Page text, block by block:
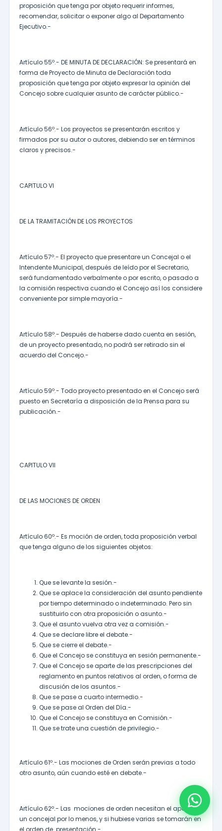
proposición que tenga por objeto requerir informes,
recomendar, solicitar o exponer algo al Departamento
Ejecutivo.-
Artículo 55º.- DE MINUTA DE DECLARACIÓN: Se presentará en
forma de Proyecto de Minuta de Declaración toda
proposición que tenga por objeto expresar la opinión del
Concejo sobre cualquier asunto de carácter público.-
Artículo 56º.- Los proyectos se presentarán escritos y
firmados por su autor o autores, debiendo ser en términos
claros y precisos.-
CAPITULO VI
DE LA TRAMITACIÓN DE LOS PROYECTOS
Artículo 57º.- El proyecto que presentare un Concejal o el
Intendente Municipal, después de leído por el Secretario,
será fundamentado verbalmente o por escrito, o pasado a
la comisión respectiva cuando el Concejo así los considere
conveniente por simple mayoría.-
Artículo 58º.- Después de haberse dado cuenta en sesión,
de un proyecto presentado, no podrá ser retirado sin el
acuerdo del Concejo.-
Artículo 59º.- Todo proyecto presentado en el Concejo será
puesto en Secretaría a disposición de la Prensa para su
publicación.-
CAPITULO VII
DE LAS MOCIONES DE ORDEN
Artículo 60º.- Es moción de orden, toda proposición verbal
que tenga alguno de los siguientes objetos:
Que se levante la sesión.-
Que se aplace la consideración del asunto pendiente
por tiempo determinado o indeterminado. Pero sin
sustituirlo con otra proposición o asunto.-
Que el asunto vuelva otra vez a comisión.-
Que se declare libre el debate.-
Que se cierre el debate.-
Que el Concejo se constituya en sesión permanente.-
Que el Concejo se aparte de las prescripciones del
reglamento en puntos relativos al orden, o forma de
discusión de los asuntos.-
Que se pase a cuarto intermedio.-
Que se pase al Orden del Día.-
Que el Concejo se constituya en Comisión.-
Que se trate una cuestión de privilegio.-
Artículo 61º.- Las mociones de Orden serán previas a todo
otro asunto, aún cuando esté en debate.-
Artículo 62º.- Las mociones de orden necesitan el apoyo de
un concejal por lo menos, y si hubiese varias se tomarán en
el orden de presentación.-